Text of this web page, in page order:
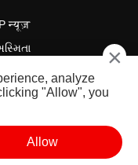
न्यूज़
ABP దేశం ×
analyze
"Allow", you
Allow